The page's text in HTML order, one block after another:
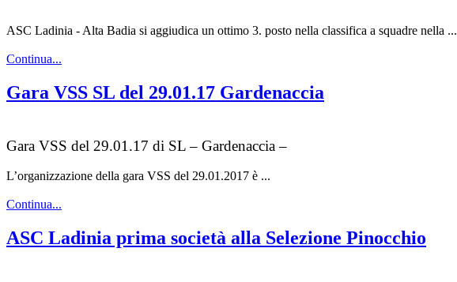
ASC Ladinia - Alta Badia si aggiudica un ottimo 3. posto nella classifica a squadre nella ...
Continua...
Gara VSS SL del 29.01.17 Gardenaccia
Gara VSS del 29.01.17 di SL – Gardenaccia –
L’organizzazione della gara VSS del 29.01.2017 è ...
Continua...
ASC Ladinia prima società alla Selezione Pinocchio